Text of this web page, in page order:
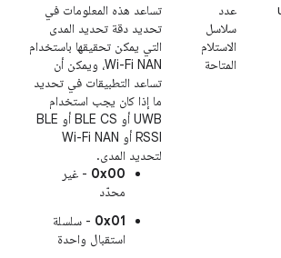
عدد
سلاسل
الاستلام
المتاحة
تساعد هذه المعلومات في
تحديد دقة تحديد المدى
التي يمكن تحقيقها باستخدام
Wi-Fi NAN، ويمكن أن
تساعد التطبيقات في تحديد
ما إذا كان يجب استخدام
UWB أو BLE CS أو BLE
RSSI أو Wi-Fi NAN
لتحديد المدى.
0x00 - غير
محدّد
0x01 - سلسلة
استقبال واحدة